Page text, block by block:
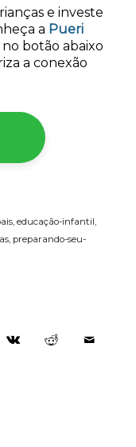
e investe
a Pueri
botão abaixo
a conexão
, educação-infantil,
, preparando-seu-